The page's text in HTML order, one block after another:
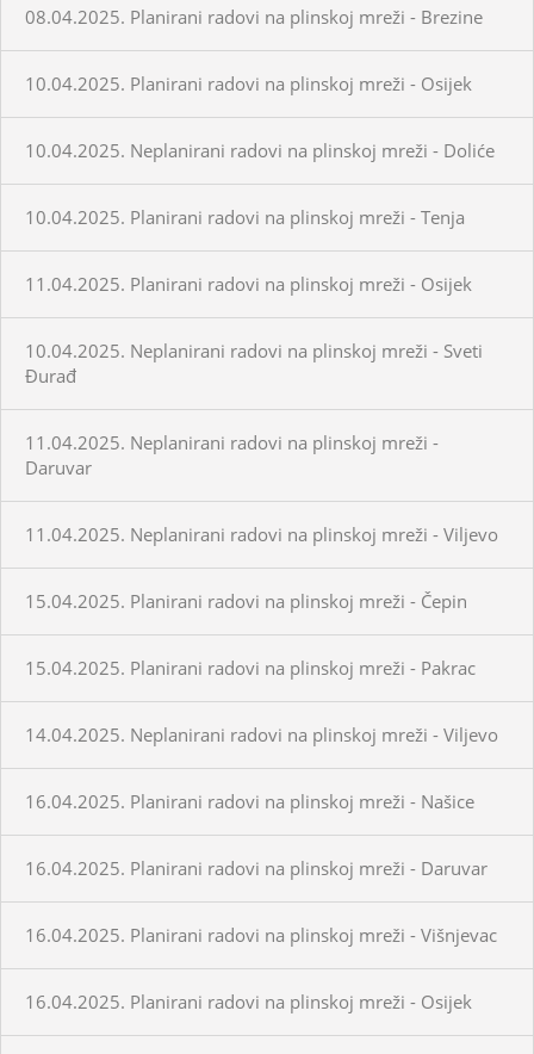
08.04.2025. Planirani radovi na plinskoj mreži - Brezine
10.04.2025. Planirani radovi na plinskoj mreži - Osijek
10.04.2025. Neplanirani radovi na plinskoj mreži - Doliće
10.04.2025. Planirani radovi na plinskoj mreži - Tenja
11.04.2025. Planirani radovi na plinskoj mreži - Osijek
10.04.2025. Neplanirani radovi na plinskoj mreži - Sveti
Đurađ
11.04.2025. Neplanirani radovi na plinskoj mreži -
Daruvar
11.04.2025. Neplanirani radovi na plinskoj mreži - Viljevo
15.04.2025. Planirani radovi na plinskoj mreži - Čepin
15.04.2025. Planirani radovi na plinskoj mreži - Pakrac
14.04.2025. Neplanirani radovi na plinskoj mreži - Viljevo
16.04.2025. Planirani radovi na plinskoj mreži - Našice
16.04.2025. Planirani radovi na plinskoj mreži - Daruvar
16.04.2025. Planirani radovi na plinskoj mreži - Višnjevac
16.04.2025. Planirani radovi na plinskoj mreži - Osijek